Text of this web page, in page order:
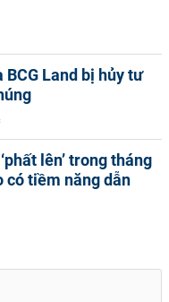
Land bị hủy tư
lên’ trong tháng
có tiềm năng dẫn